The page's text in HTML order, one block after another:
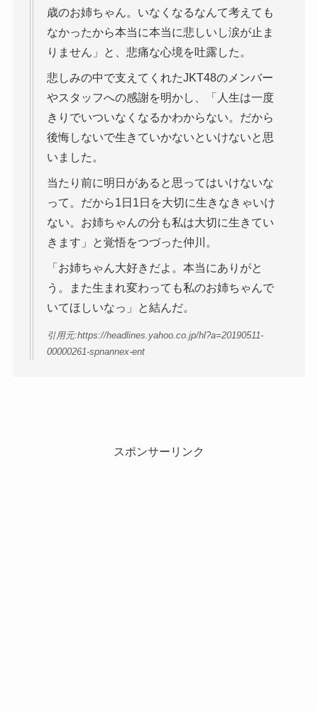
歳のお姉ちゃん。いなくなるなんて考えても
なかったから本当に本当に悲しいし涙が止ま
りません」と、悲痛な心境を吐露した。
悲しみの中で支えてくれたJKT48のメンバー
やスタッフへの感謝を明かし、「人生は一度
きりでいついなくなるかわからない。だから
後悔しないで生きていかないといけないと思
いました。
当たり前に明日があると思ってはいけないな
って。だから1日1日を大切に生きなきゃいけ
ない。お姉ちゃんの分も私は大切に生きてい
きます」と覚悟をつづった仲川。
「お姉ちゃん大好きだよ。本当にありがと
う。また生まれ変わっても私のお姉ちゃんで
いてほしいなっ」と結んだ。
引用元:https://headlines.yahoo.co.jp/hl?a=20190511-
00000261-spnannex-ent
スポンサーリンク